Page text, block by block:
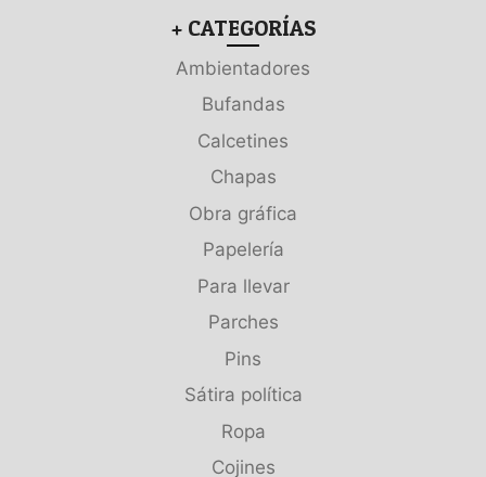
+ CATEGORÍAS
Ambientadores
Bufandas
Calcetines
Chapas
Obra gráfica
Papelería
Para llevar
Parches
Pins
Sátira política
Ropa
Cojines